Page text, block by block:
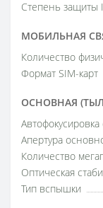
Степень защиты
МОБИЛЬНАЯ
Количество
Формат SIM-карт
ОСНОВНАЯ
Апертура
Количество
Оптическая
Тип вспышки